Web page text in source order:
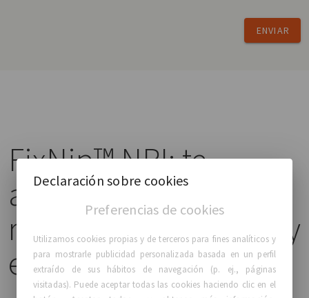
ENVIAR
FixNip™ NRI: te
ayudamos a
recuperar el aspecto y
el tacto de su pezón
Declaración sobre cookies
Preferencias de cookies
Utilizamos cookies propias y de terceros para fines analíticos y
para mostrarle publicidad personalizada basada en un perfil
extraído de sus hábitos de navegación (p. ej., páginas
visitadas). Puede aceptar todas las cookies haciendo clic en el